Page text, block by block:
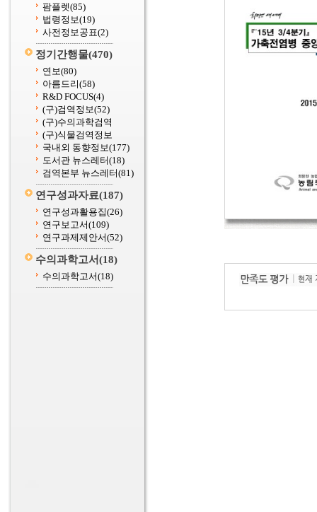
팜플렛(85)
법령정보(19)
사전정보공표(2)
정기간행물(470)
연보(80)
아름드리(58)
R&D FOCUS(4)
(구)검역정보(52)
(구)수의과학검역
(구)식물검역정보
국내외 동향정보(177)
도서관 뉴스레터(18)
검역본부 뉴스레터(81)
연구성과자료(187)
연구성과활용집(26)
연구보고서(109)
연구과제제안서(52)
수의과학고서(18)
수의과학고서(18)